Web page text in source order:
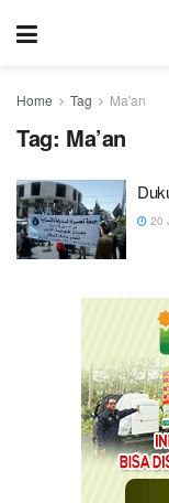
Home Tag Ma'an
Tag: Ma’an
20